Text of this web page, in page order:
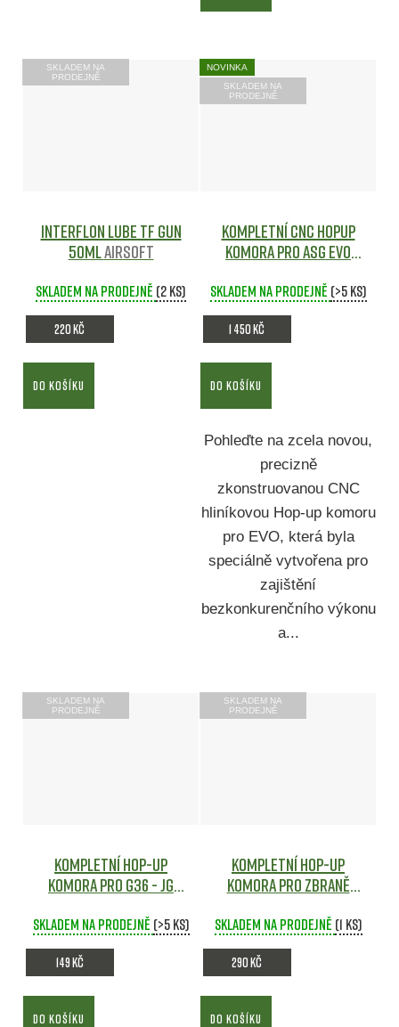
SKLADEM NA
PRODEJNĚ
Interflon Lube TF Gun
50ml Airsoft
Skladem na prodejně (2 ks)
220 Kč
DO KOŠÍKU
NOVINKA
SKLADEM NA
PRODEJNĚ
Kompletní CNC HopUp
komora pro ASG EVO
Skladem na prodejně (>5 ks)
1 450 Kč
DO KOŠÍKU
Pohleďte na zcela novou,
precizně
zkonstruovanou CNC
hliníkovou Hop-up komoru
pro EVO, která byla
speciálně vytvořena pro
zajištění
bezkonkurenčního výkonu
a...
SKLADEM NA
PRODEJNĚ
Kompletní hop-up
komora pro G36 - JG
Skladem na prodejně (>5 ks)
149 Kč
DO KOŠÍKU
SKLADEM NA
PRODEJNĚ
Kompletní Hop-Up
komora pro zbraně
Skladem na prodejně (1 ks)
290 Kč
DO KOŠÍKU